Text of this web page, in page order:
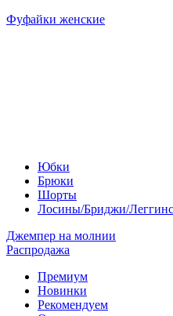
Фуфайки женские
Юбки
Брюки
Шорты
Лосины/Бриджи/
Джемпер на молнии
Распродажа
Премиум
Новинки
Рекомендуем